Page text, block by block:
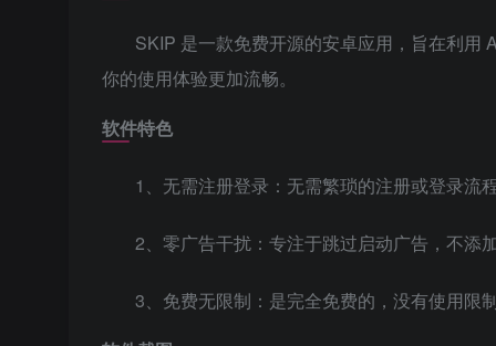
SKIP 是一款免费开源的安卓应用，旨在利用
你的使用体验更加流畅。
软件特色
1、无需注册登录：无需繁琐的注册或登录流
2、零广告干扰：专注于跳过启动广告，不添
3、免费无限制：是完全免费的，没有使用限